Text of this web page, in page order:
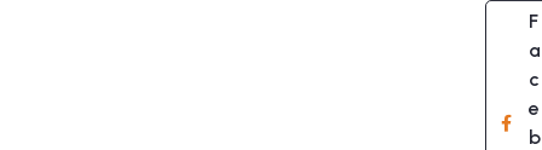
F
a
c
e
b